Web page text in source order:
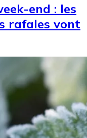
end : les
rafales vont